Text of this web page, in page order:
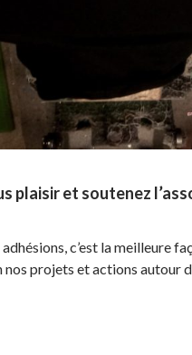
plaisir et soutenez
c’est la meilleure
nos projets et actions autour